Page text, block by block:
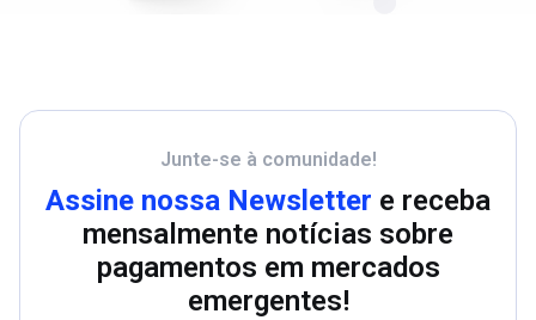
Junte-se à comunidade!
Assine nossa Newsletter e receba
mensalmente notícias sobre
pagamentos em mercados
emergentes!